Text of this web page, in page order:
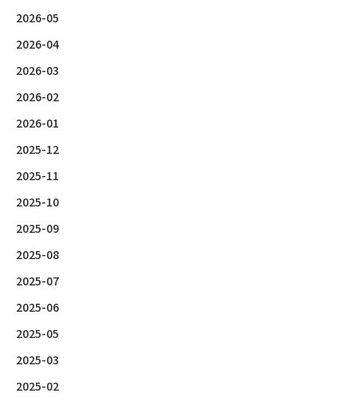
2026-05
2026-04
2026-03
2026-02
2026-01
2025-12
2025-11
2025-10
2025-09
2025-08
2025-07
2025-06
2025-05
2025-03
2025-02